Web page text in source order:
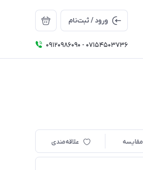
ورود / ثبت‌نام
09120986090 - 07154503736
مقایسه علاقه‌مندی